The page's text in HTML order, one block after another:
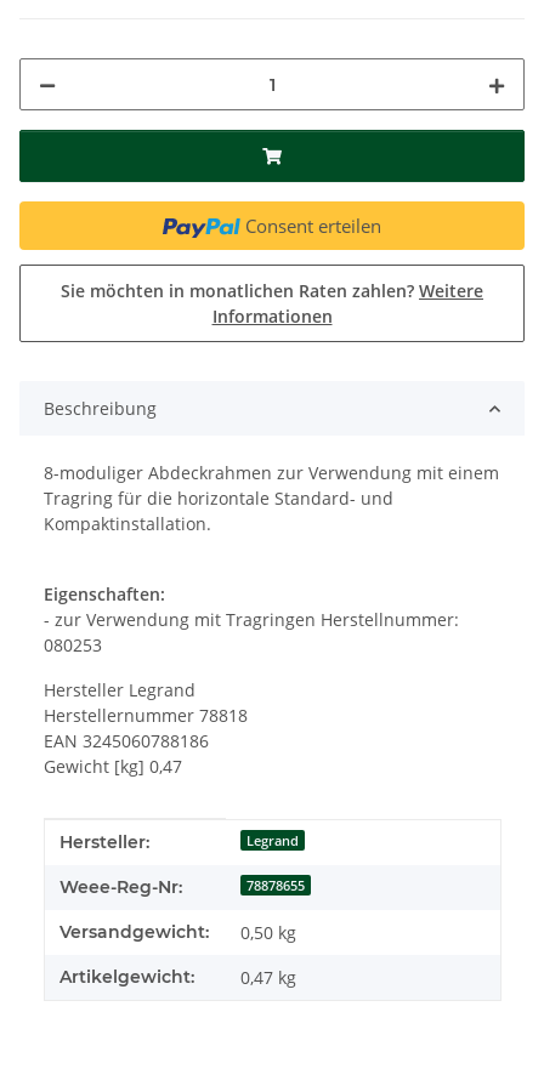
Consent erteilen
Sie möchten in monatlichen Raten zahlen? Weitere
Informationen
Beschreibung
8-moduliger Abdeckrahmen zur Verwendung mit einem
Tragring für die horizontale Standard- und
Kompaktinstallation.
Eigenschaften:
- zur Verwendung mit Tragringen Herstellnummer:
080253
Hersteller Legrand
Herstellernummer 78818
EAN 3245060788186
Gewicht [kg] 0,47
Produkteigenschaft
Wert
Hersteller: Legrand
Weee-Reg-Nr: 78878655
Versandgewicht: 0,50 kg
Artikelgewicht: 0,47 kg